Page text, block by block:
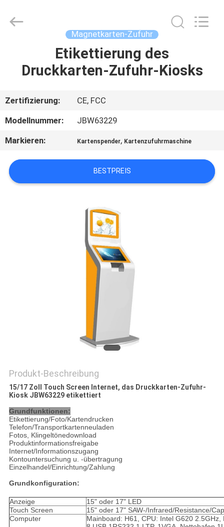
ÜBER
UNS
FABRIK-
AUSFLUG
QUALITÄTSKONTROLLE
VERBINDUNG
SIE
EIN
ZITAT
SITEMAP
PRIVACY
POLICY
Online
Market.
Magnetkarten-Zufuhr
Etikettierung des
Druckkarten-Zufuhr-Kiosks
Zertifizierung:
CE, FCC
Modellnummer:
JBW63229
Markieren:
Kartenspender, Kartenzufuhrmaschine
BESTPREIS
Produkt-Beschreibung
15/17 Zoll Touch Screen Internet, das Druckkarten-Zufuhr-
Kiosk JBW63229 etikettiert
Grundfunktionen:
Etikettierung/Foto/Kartendrucken
Telefon/Transportkartenneuladen
Fotos, Klingeltönedownload
Produktinformationsfreigabe
Internet/Informationszugang
Kontountersuchung u. -übertragung
Einzelhandel/Einrichtung/Zahlung
Grundkonfiguration:
Anzeige
15" oder 17" LED
Touch Screen
15" oder 17" SAW-/Infrared/Resistance/
Computer
Mainboard: H61, CPU: Intel G620